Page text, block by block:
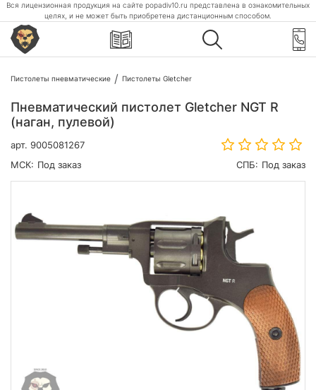
Вся лицензионная продукция на сайте popadiv10.ru представлена в ознакомительных
целях, и не может быть приобретена дистанционным способом.
Пистолеты пневматические Пистолеты Gletcher
Пневматический пистолет Gletcher NGT R
(наган, пулевой)
арт. 9005081267
МСК: Под заказ СПБ: Под заказ